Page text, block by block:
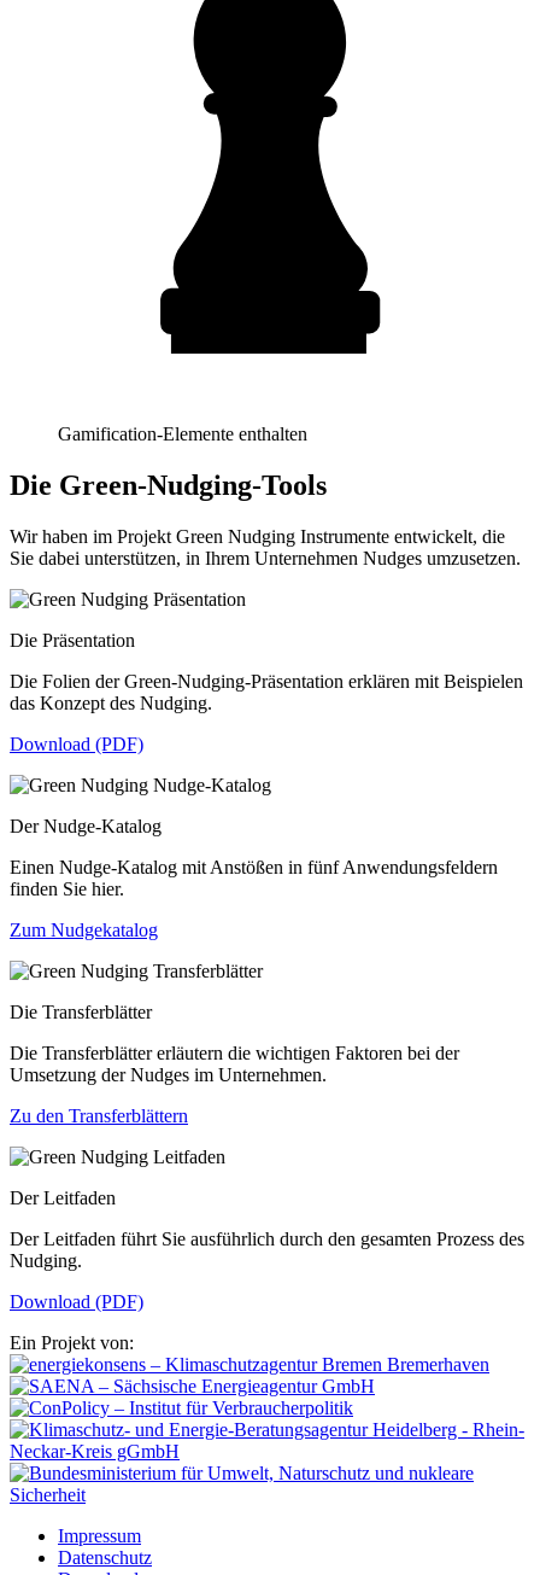
Gamification-Elemente enthalten
Die Green-Nudging-Tools
Wir haben im Projekt Green Nudging Instrumente entwickelt, die
Sie dabei unterstützen, in Ihrem Unternehmen Nudges umzusetzen.
Die Präsentation
Die Folien der Green-Nudging-Präsentation erklären mit Beispielen
das Konzept des Nudging.
Download (PDF)
Der Nudge-Katalog
Einen Nudge-Katalog mit Anstößen in fünf Anwendungsfeldern
finden Sie hier.
Zum Nudgekatalog
Die Transferblätter
Die Transferblätter erläutern die wichtigen Faktoren bei der
Umsetzung der Nudges im Unternehmen.
Zu den Transferblättern
Der Leitfaden
Der Leitfaden führt Sie ausführlich durch den gesamten Prozess des
Nudging.
Download (PDF)
Ein Projekt von:
Impressum
Datenschutz